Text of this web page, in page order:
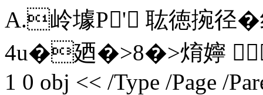
A.岭壉P' 耾徳捥径�
4u�廼�>8�>焴嬣
1 0 obj << /Type /Page /